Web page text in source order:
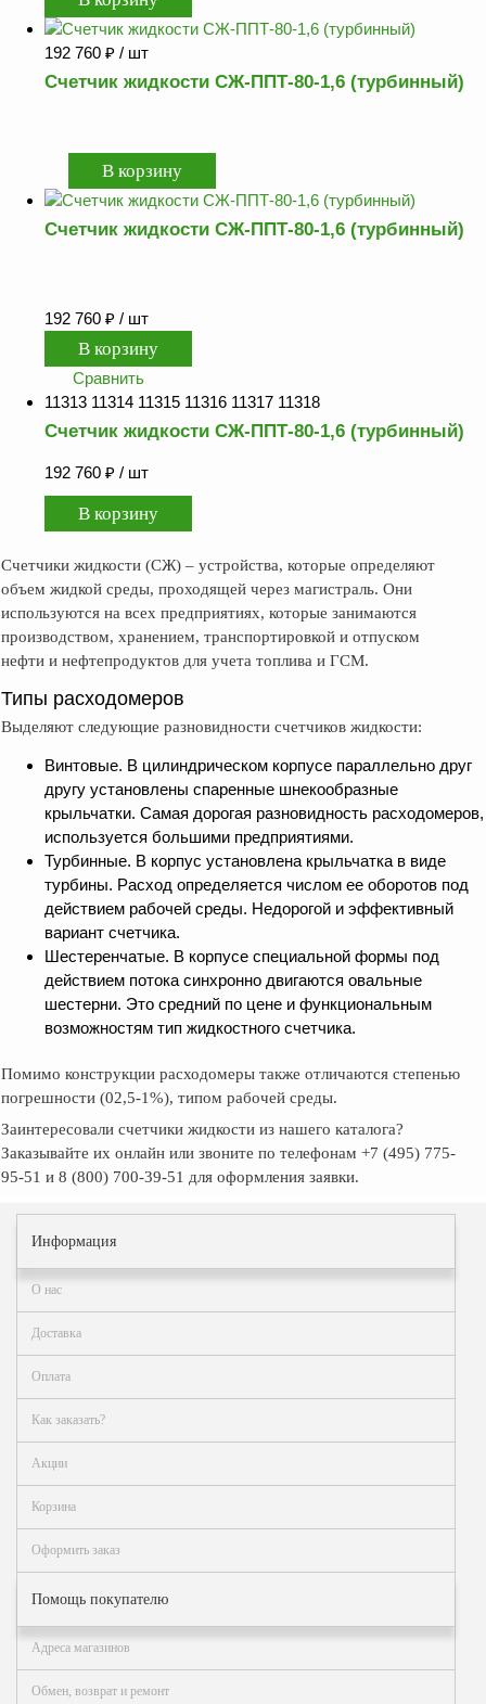
192 760 ₽ / шт
Счетчик жидкости СЖ-ППТ-80-1,6 (турбинный)
Счетчик жидкости СЖ-ППТ-80-1,6 (турбинный)
192 760 ₽ / шт
Сравнить
11313 11314 11315 11316 11317 11318
Счетчик жидкости СЖ-ППТ-80-1,6 (турбинный)
192 760 ₽ / шт
Счетчики жидкости (СЖ) – устройства, которые определяют
объем жидкой среды, проходящей через магистраль. Они
используются на всех предприятиях, которые занимаются
производством, хранением, транспортировкой и отпуском
нефти и нефтепродуктов для учета топлива и ГСМ.
Типы расходомеров
Выделяют следующие разновидности счетчиков жидкости:
Винтовые. В цилиндрическом корпусе параллельно друг
другу установлены спаренные шнекообразные
крыльчатки. Самая дорогая разновидность расходомеров,
используется большими предприятиями.
Турбинные. В корпус установлена крыльчатка в виде
турбины. Расход определяется числом ее оборотов под
действием рабочей среды. Недорогой и эффективный
вариант счетчика.
Шестеренчатые. В корпусе специальной формы под
действием потока синхронно двигаются овальные
шестерни. Это средний по цене и функциональным
возможностям тип жидкостного счетчика.
Помимо конструкции расходомеры также отличаются степенью
погрешности (02,5-1%), типом рабочей среды.
Заинтересовали счетчики жидкости из нашего каталога?
Заказывайте их онлайн или звоните по телефонам +7 (495) 775-
95-51 и 8 (800) 700-39-51 для оформления заявки.
Информация
О нас
Доставка
Оплата
Как заказать?
Акции
Корзина
Оформить заказ
Помощь покупателю
Адреса магазинов
Обмен, возврат и ремонт